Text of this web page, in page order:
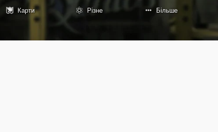
Карти
Різне Більше